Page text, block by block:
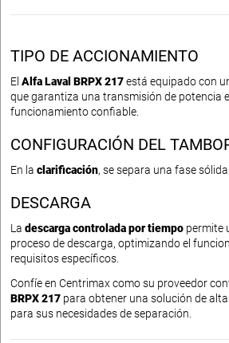
TIPO DE ACCIONAMIENTO
El Alfa Laval BRPX 217está equipado con
que garantiza una transmisión de potencia
funcionamiento confiable.
CONFIGURACIÓN DEL
En la clarificación, se separa una fase
DESCARGA
La descarga controlada por tiempo permite
proceso de descarga, optimizando el
requisitos específicos.
Confíe en Centrimax como su proveedor
BRPX 217 para obtener una solución de
para sus necesidades de separación.